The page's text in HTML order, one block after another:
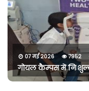
07 मई 2026 7952
गोयल कैम्पस में